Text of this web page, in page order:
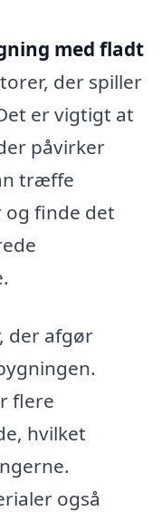
med fladt
der spiller
er vigtigt at
påvirker
træffe
finde det
der afgør
flere
hvilket
også